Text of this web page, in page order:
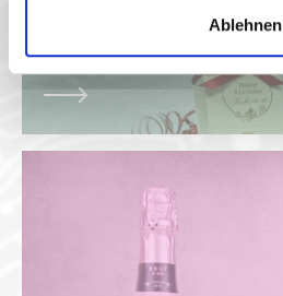
Ablehnen
Sweet Surprise Balloon
39,90 €*